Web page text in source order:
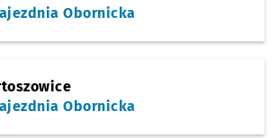
Obornicka
Obornicka